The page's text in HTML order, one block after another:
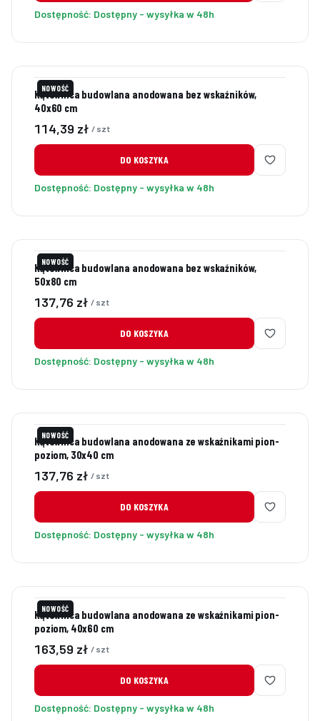
Dostępność: Dostępny - wysyłka w 48h
NOWOŚĆ
Kątownica budowlana anodowana bez wskaźników,
40x60 cm
Cena
114,39 zł / szt
DO KOSZYKA
Dostępność: Dostępny - wysyłka w 48h
NOWOŚĆ
Kątownica budowlana anodowana bez wskaźników,
50x80 cm
Cena
137,76 zł / szt
DO KOSZYKA
Dostępność: Dostępny - wysyłka w 48h
NOWOŚĆ
Kątownica budowlana anodowana ze wskaźnikami pion-
poziom, 30x40 cm
Cena
137,76 zł / szt
DO KOSZYKA
Dostępność: Dostępny - wysyłka w 48h
NOWOŚĆ
Kątownica budowlana anodowana ze wskaźnikami pion-
poziom, 40x60 cm
Cena
163,59 zł / szt
DO KOSZYKA
Dostępność: Dostępny - wysyłka w 48h